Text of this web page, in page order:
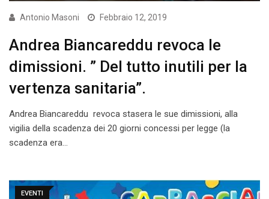
Antonio Masoni Febbraio 12, 2019
Andrea Biancareddu revoca le
dimissioni. ” Del tutto inutili per la
vertenza sanitaria”.
Andrea Biancareddu revoca stasera le sue dimissioni, alla
vigilia della scadenza dei 20 giorni concessi per legge (la
scadenza era…
EVENTI